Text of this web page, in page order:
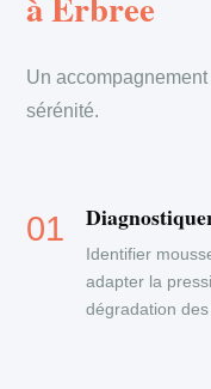
Un
sérénité.
Identifier
adapter la
dégradation